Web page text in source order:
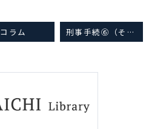
コラム 刑事手続⑥（その他の制度）